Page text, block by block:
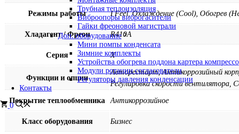
Трубная теплоизоляция
Виброопоры виброгасители
Гайки фреоновой магистрали
Доп. оборудование
Мини помпы конденсата
Зимние комплекты
Устройства обогрева поддона картера
Модули ротации согласователи
Регуляторы давления конденсации
Контакты
0
Режимы работы I Feel, Охлаждение (Cool), Обогрев
Хладагент / Фреон R410A
Серия X
Функции и опции
Авторестарт, Антикоррозийный
Регулировка скорости вентилятора,
Покрытие теплообменника Антикоррозийное
Класс оборудования Бизнес